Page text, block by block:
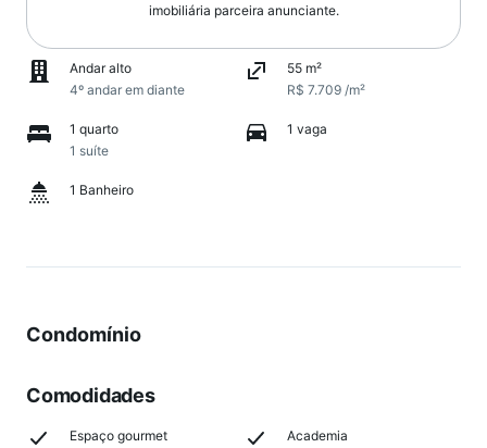
imobiliária parceira anunciante.
Andar alto
4º andar em diante
55 m²
R$ 7.709 /m²
1 quarto
1 suíte
1 vaga
1 Banheiro
Condomínio
Comodidades
Espaço gourmet Academia